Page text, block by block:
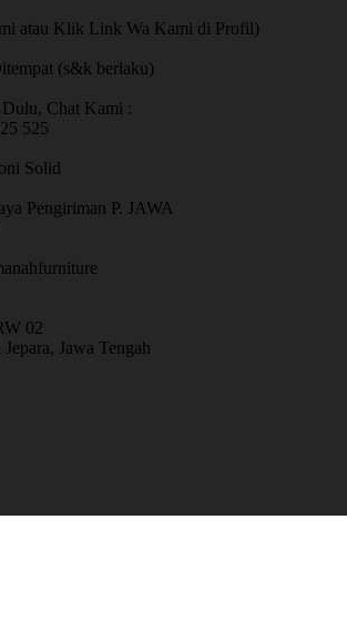
atau Klik Link Wa Kami di Profil)
(s&k berlaku)
Chat Kami :
525
Solid
Pengiriman P. JAWA
02
Jawa Tengah